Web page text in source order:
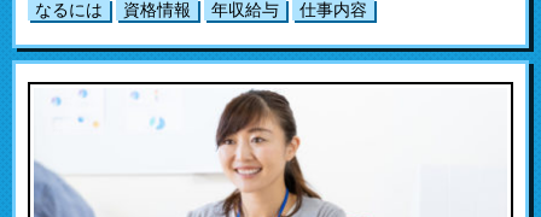
なるには 資格情報 年収給与 仕事内容